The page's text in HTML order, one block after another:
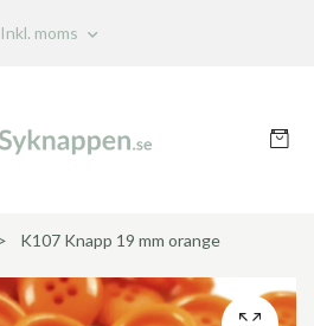
Inkl. moms
K107 Knapp 19 mm orange